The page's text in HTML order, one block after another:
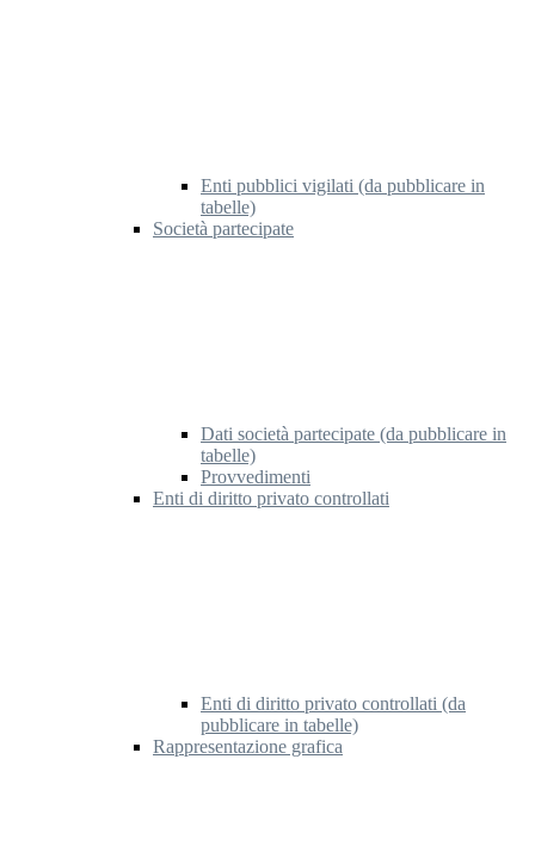
Enti pubblici vigilati (da pubblicare in
tabelle)
Società partecipate
Dati società partecipate (da pubblicare in
tabelle)
Provvedimenti
Enti di diritto privato controllati
Enti di diritto privato controllati (da
pubblicare in tabelle)
Rappresentazione grafica